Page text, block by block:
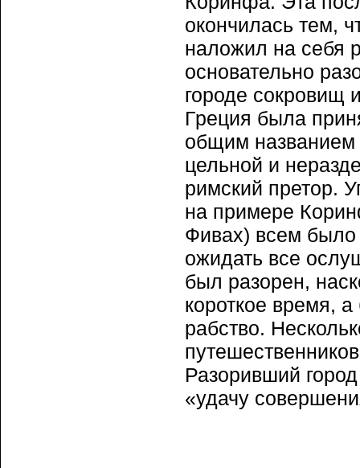
окончилась тем,
наложил на себя
основательно
городе сокровищ
Греция была
общим названием
цельной и
римский претор.
на примере
Фивах) всем было
ожидать все
был разорен,
короткое время,
рабство.
Разоривший
«удачу